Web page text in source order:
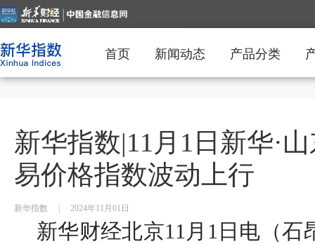
首页 新闻动态 产品分类
新华指数|11月1日新华·
易价格指数波动上行
新华指数 2024年11月01日
新华财经北京11月1日电（石